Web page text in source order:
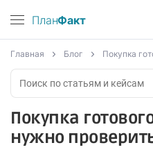
ПланФакт
Главная Блог Покупка
Покупка
нужно